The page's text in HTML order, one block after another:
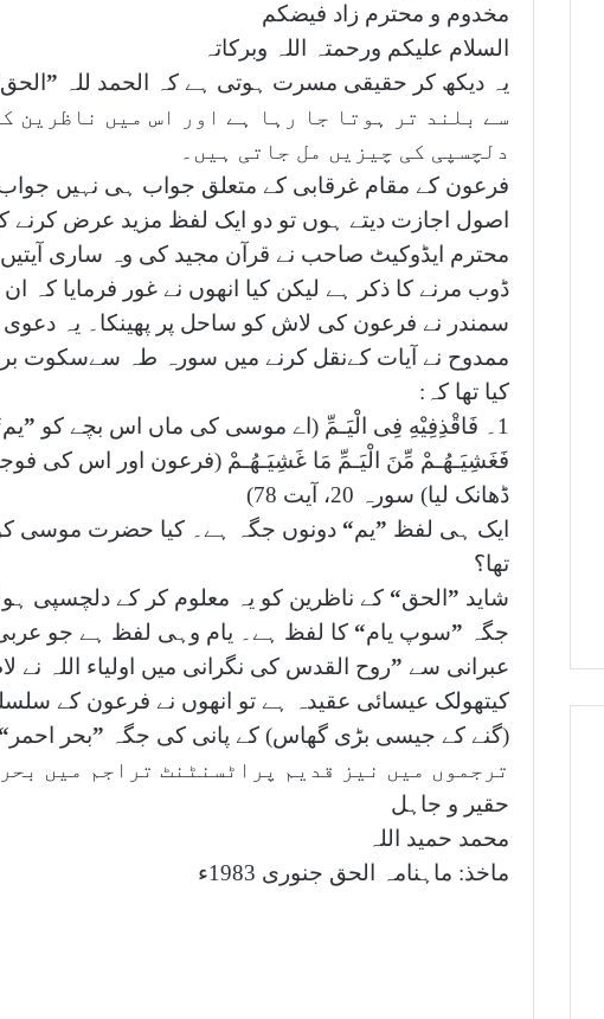
مخدوم و محترم زاد فیضکم
السلام علیکم ورحمتہ اللہ وبرکاتہ
یہ دیکھ کر حقیقی مسرت ہوتی ہے کہ الحمد للہ ” الحق
سے بلند تر ہوتا جا رہا ہے اور اس میں ناظرین
دلچسپی کی چیزیں مل جاتی ہیں۔
فرعون کے مقام غرقابی کے متعلق جواب ہی نہیں
اصول اجازت دیتے ہوں تو دو ایک لفظ مزید عرض کرنے
محترم ایڈوکیٹ صاحب نے قرآن مجید کی وہ ساری
ڈوب مرنے کا ذکر ہے لیکن کیا انھوں نے غور فرمایا کہ
سمندر نے فرعون کی لاش کو ساحل پر پھینکا۔ یہ
ممدوح نے آیات کےنقل کرنے میں سورہ طہ سےسکوت
کیا تھا کہ:
1۔ فَاقْذِفِيْهِ فِى الْيَـمِّ (اے موسی کی ماں اس بچے کو
”یم
فَغَشِيَـهُـمْ مِّنَ الْيَـمِّ مَا غَشِيَـهُـمْ (فرعون اور اس کی
ڈھانک لیا) سورہ 20، آیت 78)
ایک ہی لفظ ”یم“ دونوں جگہ ہے۔ کیا حضرت موسی کو
تھا؟
شاید ” الحق“ کے ناظرین کو یہ معلوم کر کے دلچسپی
جگہ ”سوپ یام“ کا لفظ ہے۔ یام وہی لفظ ہے جو
عبرانی سے ”روح القدس کی نگرانی میں اولیاء اللہ نے
کیتھولک عیسائی عقیدہ ہے تو انھوں نے فرعون کے
(گنے کے جیسی بڑی گھاس) کے پانی کی جگہ ”بحر احمر “
ترجموں میں نیز قدیم پراٹسنٹنٹ تراجم میں
حقیر و جاہل
محمد حمید اللہ
ماخذ: ماہنامہ الحق جنوری 1983ء